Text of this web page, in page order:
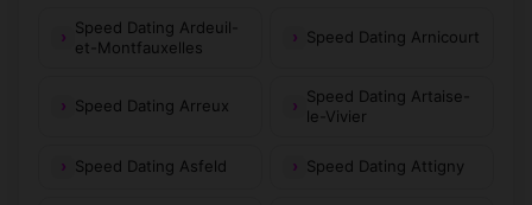
Speed Dating Ardeuil-
et-Montfauxelles
Speed Dating Arnicourt
Speed Dating Arreux
Speed Dating Artaise-
le-Vivier
Speed Dating Asfeld Speed Dating Attigny